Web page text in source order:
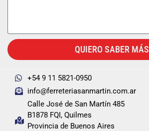
QUIERO SABER MÁS
+54 9 11 5821-0950
info@ferreteriasanmartin.com.ar
Calle José de San Martín 485
B1878 FQI, Quilmes
Provincia de Buenos Aires